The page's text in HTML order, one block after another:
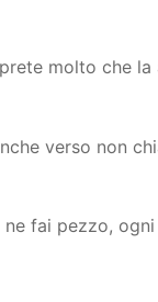
molto che la
verso non
fai pezzo,